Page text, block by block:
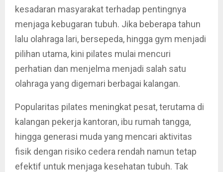
kesadaran masyarakat terhadap pentingnya
menjaga kebugaran tubuh. Jika beberapa tahun
lalu olahraga lari, bersepeda, hingga gym menjadi
pilihan utama, kini pilates mulai mencuri
perhatian dan menjelma menjadi salah satu
olahraga yang digemari berbagai kalangan.
Popularitas pilates meningkat pesat, terutama di
kalangan pekerja kantoran, ibu rumah tangga,
hingga generasi muda yang mencari aktivitas
fisik dengan risiko cedera rendah namun tetap
efektif untuk menjaga kesehatan tubuh. Tak